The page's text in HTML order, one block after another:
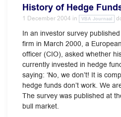
History of Hedge
1 December 2004 in VBA Journaal
In an investor survey
firm in March 2000, a
officer (CIO), asked whether
currently invested in hedge
saying: ‘No, we don’t! It is
hedge funds don’t work. We
The survey was published at
bull market.